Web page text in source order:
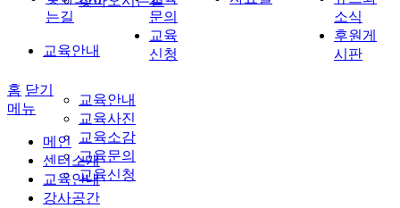
교육안내
교육안내
교육사진
교육소감
교육문의
교육신청
는길
문의
교육
신청
소식
후원게
시판
홈 닫기
메뉴
메인
센터소개
교육안내
강사공간